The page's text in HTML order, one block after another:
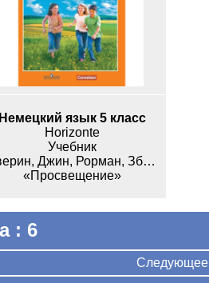
Немецкий язык 5 класс
Horizonte
Учебник
Аверин, Джин, Рорман, Збранкова
«Просвещение»
: 6
Следующее